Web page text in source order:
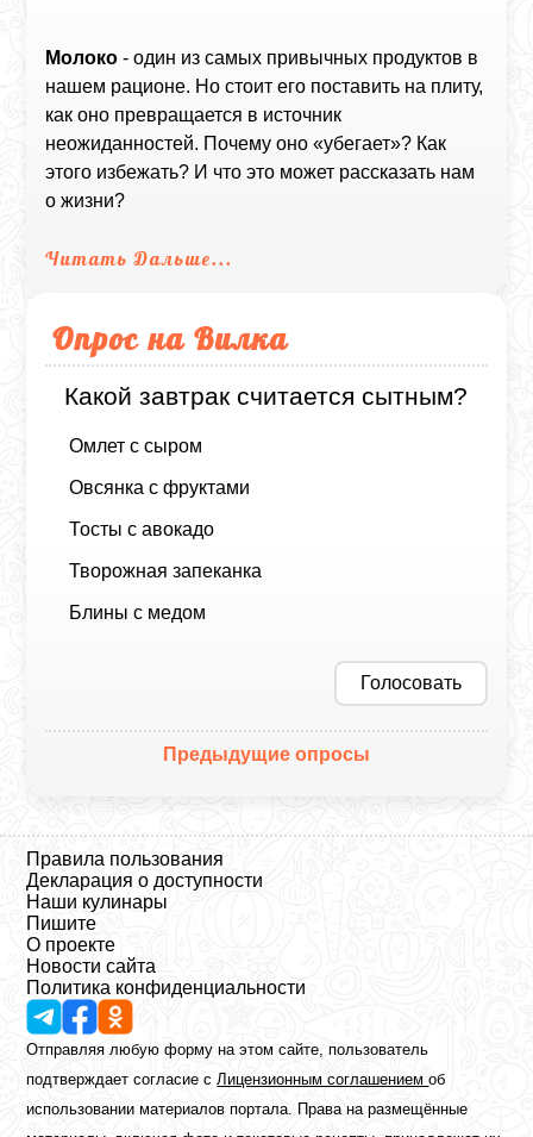
Молоко - один из самых привычных продуктов в
нашем рационе. Но стоит его поставить на плиту,
как оно превращается в источник
неожиданностей. Почему оно «убегает»? Как
этого избежать? И что это может рассказать нам
о жизни?
Читать Дальше...
Опрос на Вилка
Какой завтрак считается сытным?
Омлет с сыром
Овсянка с фруктами
Тосты с авокадо
Творожная запеканка
Блины с медом
Голосовать
Предыдущие опросы
Правила пользования
Декларация о доступности
Наши кулинары
Пишите
О проекте
Новости сайта
Политика конфиденциальности
Отправляя любую форму на этом сайте, пользователь
подтверждает согласие сЛицензионным соглашениемоб
использовании материалов портала. Права на размещённые